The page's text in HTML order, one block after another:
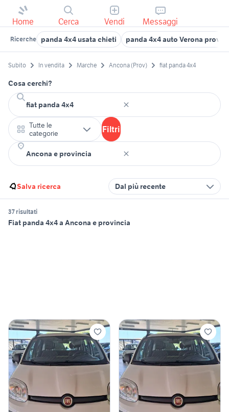
Home Cerca Vendi Messaggi
Ricerche panda 4x4 usata chieti panda 4x4 auto Verona
Subito In vendita Marche Ancona (Prov) fiat panda 4x4
Cosa cerchi?
Tutte le
categorie
Filtri
Salva ricerca Dal più recente
37 risultati
Fiat panda 4x4 a Ancona e provincia